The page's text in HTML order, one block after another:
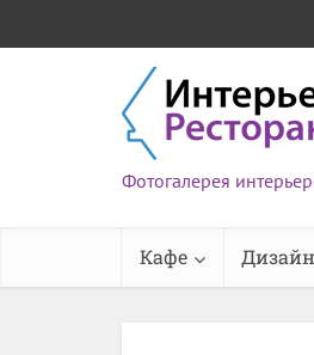
Фотогалерея
Кафе